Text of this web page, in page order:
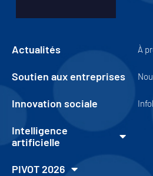
Actualités
Soutien aux entreprises
Innovation sociale
Intelligence
artificielle
PIVOT 2026
À